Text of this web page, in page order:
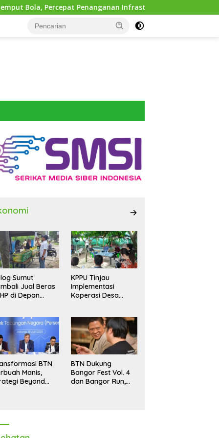
Penanganan Infrastruktur hingga Tingkat Kecamatan
Sumut
Jual Beras
di Depan
Akhir Tahun
KPPU Tinjau
Implementasi
Koperasi Desa
BTN
Manis,
Beyond
BTN Dukung
Bangor Fest Vol. 4
dan Bangor Run,